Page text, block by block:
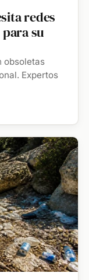
redes
su
obsoletas
Expertos